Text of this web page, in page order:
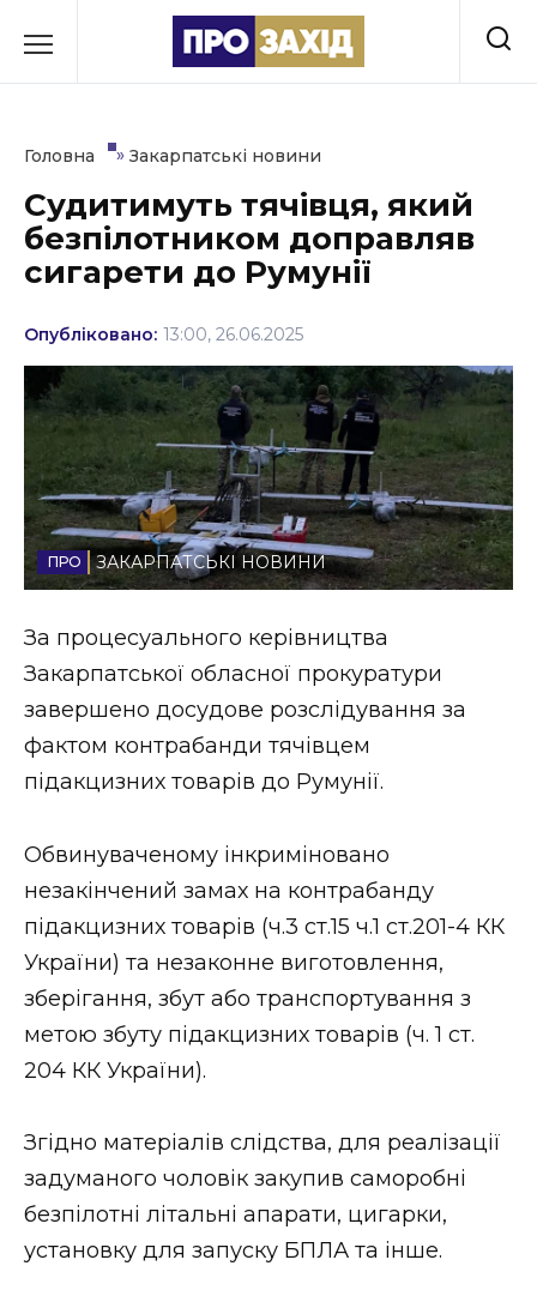
до
Культура
Освіта
Події
Політика
Соціум
Спорт
Стиль життя
Втрачений Ужгород (відеоверсія)
ЗАКАРПАТСЬКІ НОВИНИ
НОВИНИ ЗАХІДНОЇ УКРАЇНИ
ФОТО
ВІДЕО
Головна » Закарпатські новини
Судитимуть тячівця, який
безпілотником доправляв
сигарети до Румунії
Опубліковано: 13:00, 26.06.2025
ЗАКАРПАТСЬКІ НОВИНИ
За процесуального керівництва
Закарпатської обласної прокуратури
завершено досудове розслідування за
фактом контрабанди тячівцем
підакцизних товарів до Румунії.
Обвинуваченому інкриміновано
незакінчений замах на контрабанду
підакцизних товарів (ч.3 ст.15 ч.1 ст.201-4 КК
України) та незаконне виготовлення,
зберігання, збут або транспортування з
метою збуту підакцизних товарів (ч. 1 ст.
204 КК України).
Згідно матеріалів слідства, для реалізації
задуманого чоловік закупив саморобні
безпілотні літальні апарати, цигарки,
установку для запуску БПЛА та інше.